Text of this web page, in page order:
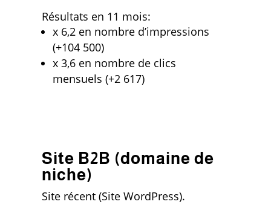
Résultats en 11 mois:
x 6,2 en nombre d’impressions
(+104 500)
x 3,6 en nombre de clics
mensuels (+2 617)
Site B2B (domaine de
niche)
Site récent (Site WordPress).